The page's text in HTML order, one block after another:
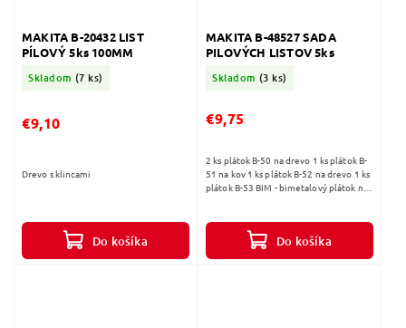
MAKITA B-20432 LIST
PÍLOVÝ 5ks 100MM
Skladom (7 ks)
€9,10
Do košíka
Drevo s klincami
MAKITA B-48527 SADA
PILOVÝCH LISTOV 5ks
Skladom (3 ks)
€9,75
Do košíka
2 ks plátok B-50 na drevo 1 ks plátok B-
51 na kov 1 ks plátok B-52 na drevo 1 ks
plátok B-53 BIM - bimetalový plátok na